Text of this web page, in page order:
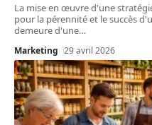
La mise en œuvre d'une
pour la pérennité et le succès
demeure d'une…
Marketing 29 avril 2026